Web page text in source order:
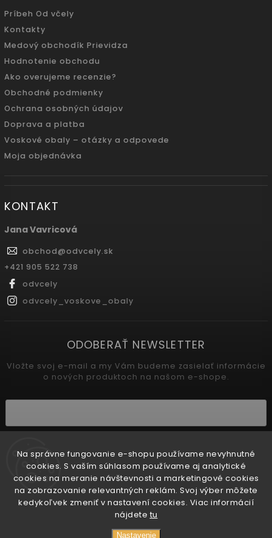
Na správne fungovanie e-shopu používame nevyhnutné
cookies. S vaším súhlasom používame aj analytické
cookies na meranie návštevnosti a marketingové cookies
na zobrazovanie relevantných reklám. Svoj výber môžete
kedykoľvek zmeniť v nastavení cookies. Viac informácií
nájdete tu
Nastavenie
🌞 Pri produktoch citlivých na teplo odporúčame
zvoliť doručenie KURIÉROM alebo na ODBERNÉ
Príbeh Od včely
Kontakty
Medový obchodík Prievidza
Hodnotenie obchodu
Ako overujeme recenzie?
Obchodné podmienky
Ochrana osobných údajov
Doprava a platba
Voskové obaly – otázky a odpovede
Moja objednávka
KONTAKT
Jana Vavricová
obchod@odvcely.sk
+421 905 522 738
odvcely
odvcely_voskove_obaly
ODOBERAŤ NEWSLETTER
Vložte svoj e-mail a my Vám budeme zasielať informácie
o nových produktoch na našom e-shope.
podmienkami ochrany osobných údajov
Prihlásiť sa
Od včely. Všetky práva vyhradené.